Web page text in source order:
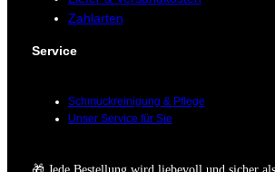
Zahlarten
Service
Schmuckreinigung & Pflege
Unser Service für Sie